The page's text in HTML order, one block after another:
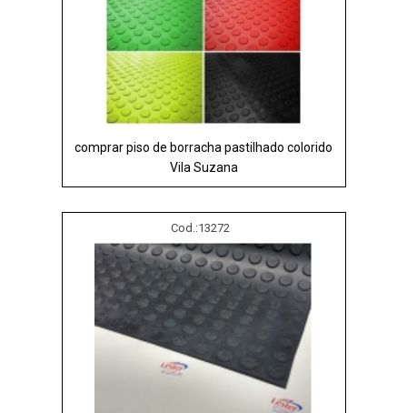
comprar piso de borracha pastilhado colorido
Vila Suzana
Cod.:13272